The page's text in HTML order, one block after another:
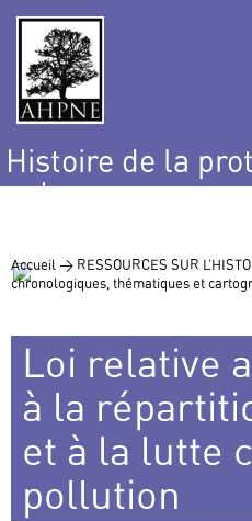
Histoire de la
nature
Accueil > RESSOURCES SUR
chronologiques, thématiques et
Loi relative
à la
et à la lutte
pollution